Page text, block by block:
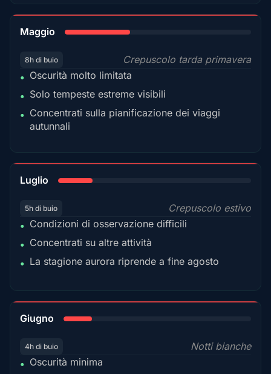
Maggio
8h di buio
Crepuscolo tarda primavera
• Oscurità molto limitata
• Solo tempeste estreme visibili
• Concentrati sulla pianificazione dei viaggi
autunnali
Luglio
5h di buio
Crepuscolo estivo
• Condizioni di osservazione difficili
• Concentrati su altre attività
• La stagione aurora riprende a fine agosto
Giugno
4h di buio
Notti bianche
• Oscurità minima